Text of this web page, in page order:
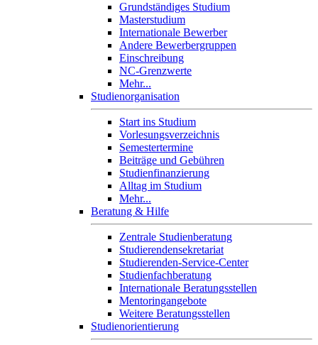
Grundständiges Studium
Masterstudium
Internationale Bewerber
Andere Bewerbergruppen
Einschreibung
NC-Grenzwerte
Mehr...
Studienorganisation
Start ins Studium
Vorlesungsverzeichnis
Semestertermine
Beiträge und Gebühren
Studienfinanzierung
Alltag im Studium
Mehr...
Beratung & Hilfe
Zentrale Studienberatung
Studierendensekretariat
Studierenden-Service-Center
Studienfachberatung
Internationale Beratungsstellen
Mentoringangebote
Weitere Beratungsstellen
Studienorientierung